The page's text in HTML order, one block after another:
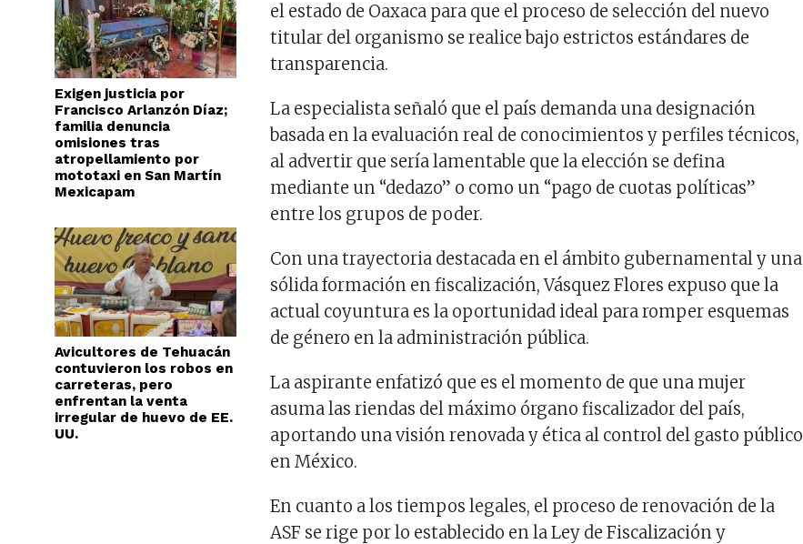
Exigen justicia por
Francisco Arlanzón Díaz;
familia denuncia
omisiones tras
atropellamiento por
mototaxi en San Martín
Mexicapam
Avicultores de Tehuacán
contuvieron los robos en
carreteras, pero
enfrentan la venta
irregular de huevo de EE.
UU.
el estado de Oaxaca para que el proceso de selección del nuevo
titular del organismo se realice bajo estrictos estándares de
transparencia.
La especialista señaló que el país demanda una designación
basada en la evaluación real de conocimientos y perfiles técnicos,
al advertir que sería lamentable que la elección se defina
mediante un “dedazo” o como un “pago de cuotas políticas”
entre los grupos de poder.
Con una trayectoria destacada en el ámbito gubernamental y una
sólida formación en fiscalización, Vásquez Flores expuso que la
actual coyuntura es la oportunidad ideal para romper esquemas
de género en la administración pública.
La aspirante enfatizó que es el momento de que una mujer
asuma las riendas del máximo órgano fiscalizador del país,
aportando una visión renovada y ética al control del gasto público
en México.
En cuanto a los tiempos legales, el proceso de renovación de la
ASF se rige por lo establecido en la Ley de Fiscalización y